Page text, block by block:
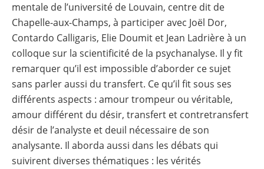
mentale de l’université de Louvain, centre dit de
Chapelle-aux-Champs, à participer avec Joël Dor,
Contardo Calligaris, Elie Doumit et Jean Ladrière à un
colloque sur la scientificité de la psychanalyse. Il y fit
remarquer qu’il est impossible d’aborder ce sujet
sans parler aussi du transfert. Ce qu’il fit sous ses
différents aspects : amour trompeur ou véritable,
amour différent du désir, transfert et contretransfert
désir de l’analyste et deuil nécessaire de son
analysante. Il aborda aussi dans les débats qui
suivirent diverses thématiques : les vérités